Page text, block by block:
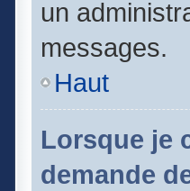
un
messages.
Haut
Lorsque je
demande